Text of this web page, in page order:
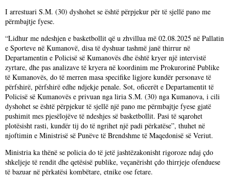
I arrestuari S.M. (30) dyshohet se është përpjekur për të sjellë pano me
përmbajtje fyese.
“Lidhur me ndeshjen e basketbollit që u zhvillua më 02.08.2025 në Pallatin
e Sporteve në Kumanovë, disa të dyshuar tashmë janë thirrur në
Departamentin e Policisë së Kumanovës dhe është kryer një intervistë
zyrtare, dhe pas analizave të kryera në koordinim me Prokurorinë Publike
të Kumanovës, do të merren masa specifike ligjore kundër personave të
përfshirë, përfshirë edhe ndjekje penale. Sot, oficerët e Departamentit të
Policisë së Kumanovës e privuan nga liria S.M. (30) nga Kumanova, i cili
dyshohet se është përpjekur të sjellë një pano me përmbajtje fyese gjatë
pushimit mes pjesëlojëve të ndeshjes së basketbollit. Pasi të sqarohet
plotësisht rasti, kundër tij do të ngrihet një padi përkatëse”, thuhet në
njoftimin e Ministrisë së Punëve të Brendshme të Maqedonisë së Veriut.
Ministria ka thënë se policia do të jetë jashtëzakonisht rigoroze ndaj çdo
shkeljeje të rendit dhe qetësisë publike, veçanërisht çdo thirrjeje ofenduese
të bazuar në përkatësi kombëtare, etnike ose fetare.